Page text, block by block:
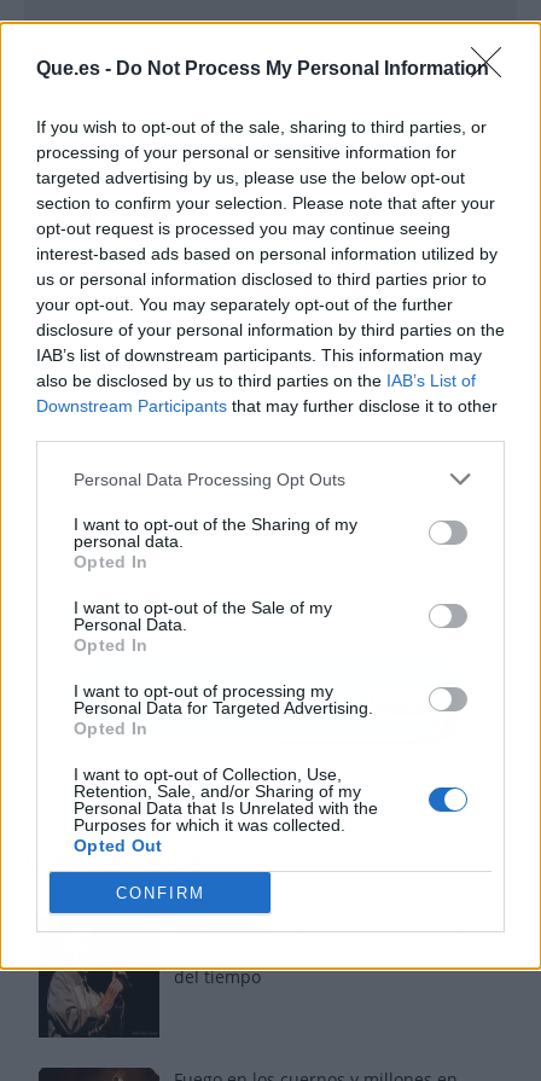
Que.es - Do Not Process My Personal Information
If you wish to opt-out of the sale, sharing to third parties, or
processing of your personal or sensitive information for
targeted advertising by us, please use the below opt-out
section to confirm your selection. Please note that after your
opt-out request is processed you may continue seeing
interest-based ads based on personal information utilized by
us or personal information disclosed to third parties prior to
your opt-out. You may separately opt-out of the further
disclosure of your personal information by third parties on the
IAB’s list of downstream participants. This information may
also be disclosed by us to third parties on the IAB’s List of
Downstream Participants that may further disclose it to other
Personal Data Processing Opt Outs
I want to opt-out of the Sharing of my
personal data.
Opted In
I want to opt-out of the Sale of my
Personal Data.
Opted In
I want to opt-out of processing my
Personal Data for Targeted Advertising.
Opted In
I want to opt-out of Collection, Use,
Retention, Sale, and/or Sharing of my
Personal Data that Is Unrelated with the
Purposes for which it was collected.
Opted Out
CONFIRM
Publicidad
Los más vistos
Tom Jones demuestra en Madrid que su
del tiempo